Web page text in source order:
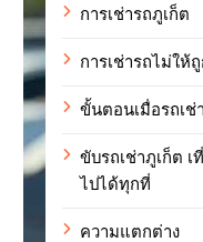
การเช่ารถภูเก็ต
การเช่ารถไม่ให้
ขั้นตอนเมื่อรถเช่
ขับรถเช่าภูเก็ต
ไปได้ทุกที่
ความแตกต่าง